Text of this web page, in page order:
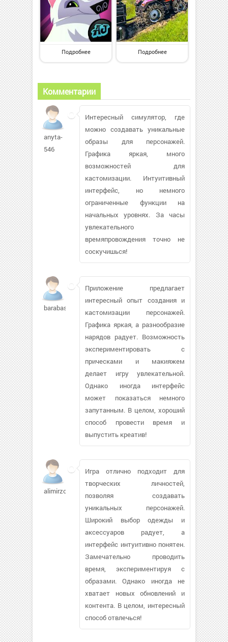
Подробнее Подробнее
Комментарии
anyta-
546
Интересный симулятор, где
можно создавать уникальные
образы для персонажей.
Графика яркая, много
возможностей для
кастомизации. Интуитивный
интерфейс, но немного
ограниченные функции на
начальных уровнях. За часы
увлекательного
времяпровождения точно не
соскучишься!
barabas57
Приложение предлагает
интересный опыт создания и
кастомизации персонажей.
Графика яркая, а разнообразие
нарядов радует. Возможность
экспериментировать с
прическами и макияжем
делает игру увлекательной.
Однако иногда интерфейс
может показаться немного
запутанным. В целом, хороший
способ провести время и
выпустить креатив!
alimirzoev
Игра отлично подходит для
творческих личностей,
позволяя создавать
уникальных персонажей.
Широкий выбор одежды и
аксессуаров радует, а
интерфейс интуитивно понятен.
Замечательно проводить
время, экспериментируя с
образами. Однако иногда не
хватает новых обновлений и
контента. В целом, интересный
способ отвлечься!